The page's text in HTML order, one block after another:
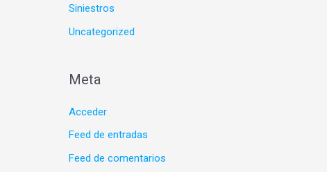
Siniestros
Uncategorized
Meta
Acceder
Feed de entradas
Feed de comentarios